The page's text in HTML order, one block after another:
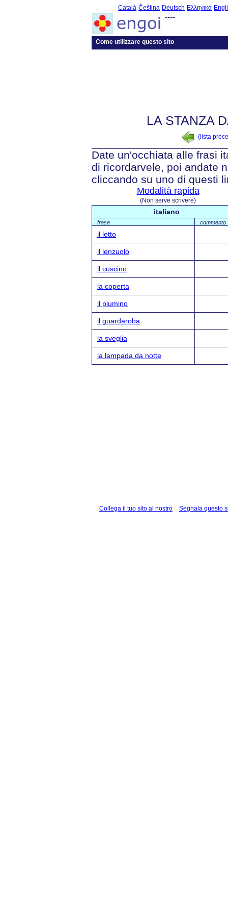
Català Čeština Deutsch Ελληνικά
----
Come utilizzare questo sito
LA STANZA
(lista
Date un'occhiata alle frasi
di ricordarvele, poi andate
cliccando su uno di questi
Modalità rapida
(Non serve scrivere)
italiano
frase commento
il letto
il lenzuolo
il cuscino
la coperta
il piumino
il guardaroba
la sveglia
la lampada da notte
Collega il tuo sito al nostro Segnala questo